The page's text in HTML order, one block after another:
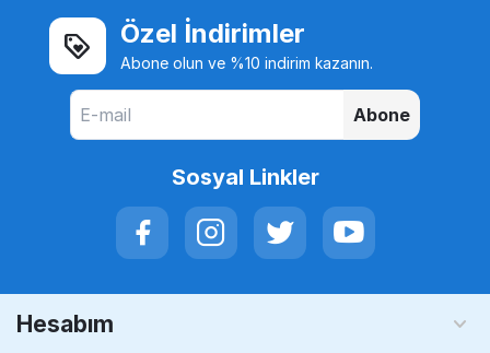
Özel İndirimler
Abone olun ve %10 indirim kazanın.
Abone
Sosyal Linkler
Hesabım